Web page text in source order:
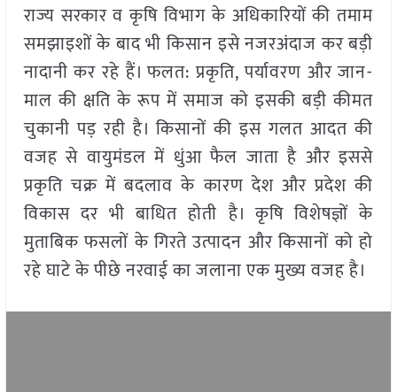
राज्य सरकार व कृषि विभाग के अधिकारियों की तमाम
समझाइशों के बाद भी किसान इसे नजरअंदाज कर बड़ी
नादानी कर रहे हैं। फलत: प्रकृति, पर्यावरण और जान-
माल की क्षति के रूप में समाज को इसकी बड़ी कीमत
चुकानी पड़ रही है। किसानों की इस गलत आदत की
वजह से वायुमंडल में धुंआ फैल जाता है और इससे
प्रकृति चक्र में बदलाव के कारण देश और प्रदेश की
विकास दर भी बाधित होती है। कृषि विशेषज्ञों के
मुताबिक फसलों के गिरते उत्पादन और किसानों को हो
रहे घाटे के पीछे नरवाई का जलाना एक मुख्य वजह है।